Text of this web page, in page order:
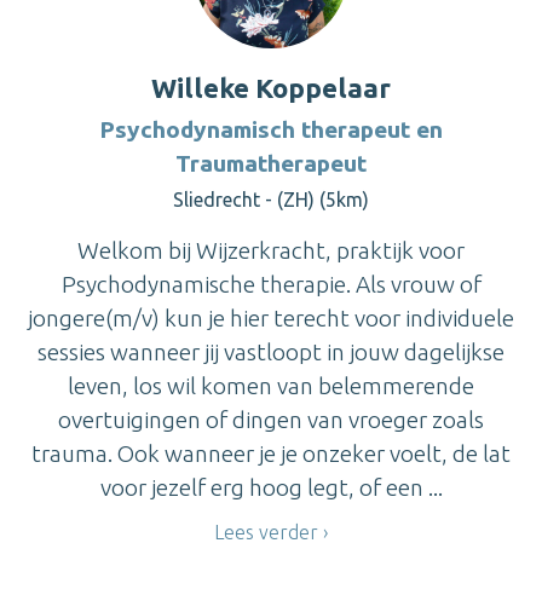
Willeke Koppelaar
Psychodynamisch therapeut en
Traumatherapeut
Sliedrecht - (ZH) (5km)
Welkom bij Wijzerkracht, praktijk voor
Psychodynamische therapie. Als vrouw of
jongere(m/v) kun je hier terecht voor individuele
sessies wanneer jij vastloopt in jouw dagelijkse
leven, los wil komen van belemmerende
overtuigingen of dingen van vroeger zoals
trauma. Ook wanneer je je onzeker voelt, de lat
voor jezelf erg hoog legt, of een ...
Lees verder